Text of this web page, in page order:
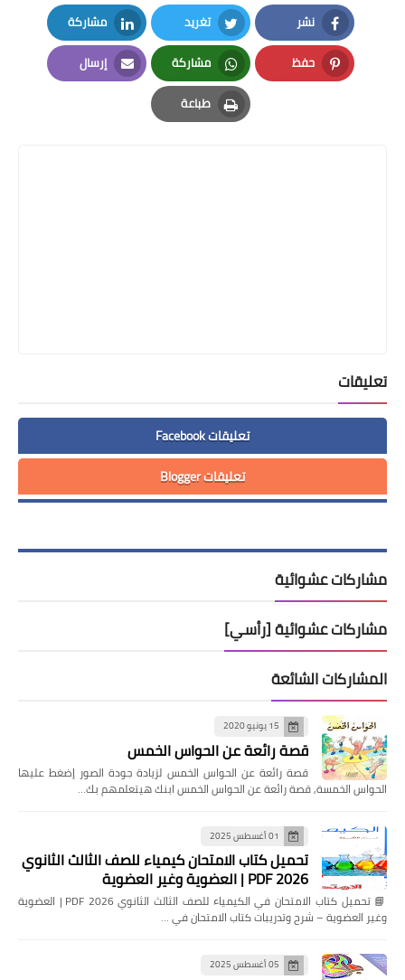
نشر
Facebook
تغريد
Twitter
مشاركة
LinkedIn
حفظ
Pinterest
مشاركة
Whatsapp
إرسال
Email
طباعة
Print
تعليقات
تعليقات Facebook
تعليقات Blogger
مشاركات عشوائية
مشاركات عشوائية [رأسي]
المشاركات الشائعة
15 يونيو 2020
قصة رائعة عن الحواس الخمس
قصة رائعة عن الحواس الخمس لزيادة جودة الصور إضغط عليها
الحواس الخمسة, قصة رائعة عن الحواس الخمس ابنك هيتعلمهم بك…
01 أغسطس 2025
تحميل كتاب الامتحان كيمياء للصف الثالث الثانوي
2026 PDF | العضوية وغير العضوية
📘 تحميل كتاب الامتحان في الكيمياء للصف الثالث الثانوي 2026 PDF | العضوية
وغير العضوية – شرح وتدريبات كتاب الامتحان في …
05 أغسطس 2025